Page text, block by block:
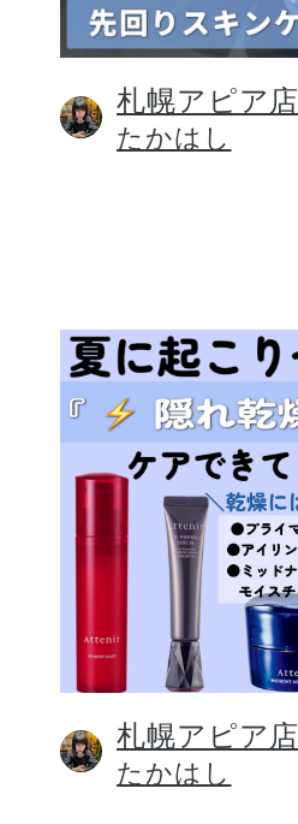
札幌アピア店
たかはし
札幌アピア店
たかはし